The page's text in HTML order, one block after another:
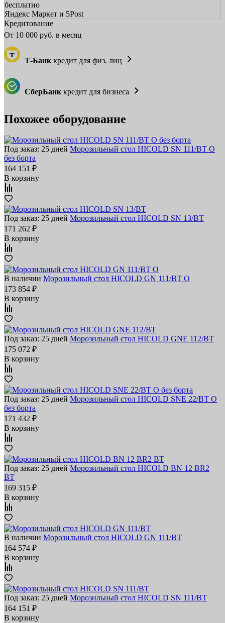
бесплатно
Яндекс Маркет и 5Post
Кредитование
От 10 000 руб. в месяц
Т-Банк кредит для физ. лиц
СберБанк кредит для бизнеса
Похожее оборудование
Под заказ: 25 дней Морозильный стол HICOLD SN 111/BT O
без борта
164 151 ₽
В корзину
Под заказ: 25 дней Морозильный стол HICOLD SN 13/BT
171 262 ₽
В корзину
В наличии Морозильный стол HICOLD GN 111/BT O
173 854 ₽
В корзину
Под заказ: 25 дней Морозильный стол HICOLD GNE 112/BT
175 072 ₽
В корзину
Под заказ: 25 дней Морозильный стол HICOLD SNE 22/BT O
без борта
171 432 ₽
В корзину
Под заказ: 25 дней Морозильный стол HICOLD BN 12 BR2
BT
169 315 ₽
В корзину
В наличии Морозильный стол HICOLD GN 111/BT
164 574 ₽
В корзину
Под заказ: 25 дней Морозильный стол HICOLD SN 111/BT
164 151 ₽
В корзину